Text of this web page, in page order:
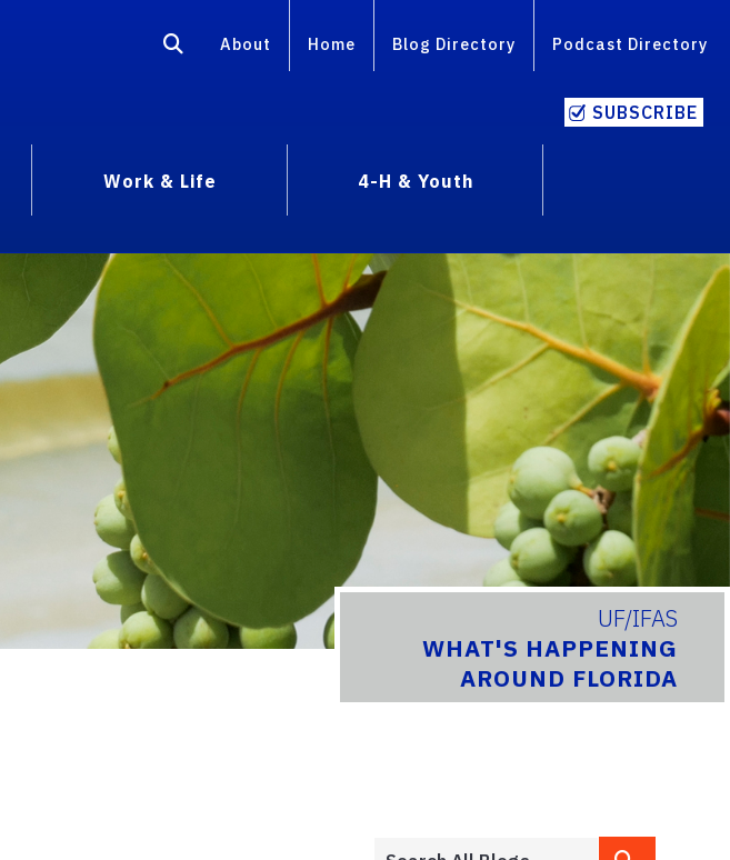
About Home Blog Directory Podcast Directory
SUBSCRIBE
Work & Life
4-H & Youth
UF/IFAS
WHAT'S HAPPENING
AROUND FLORIDA